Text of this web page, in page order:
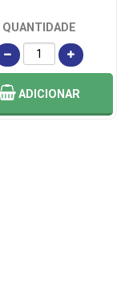
QUANTIDADE
ADICIONAR